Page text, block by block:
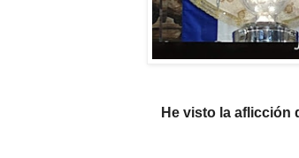
He visto la aflicción